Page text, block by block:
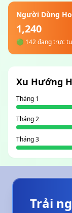
Người Dùng
1,240
🟢 142 đang trực
Xu Hướng
Tháng 1
Tháng 2
Tháng 3
Trải